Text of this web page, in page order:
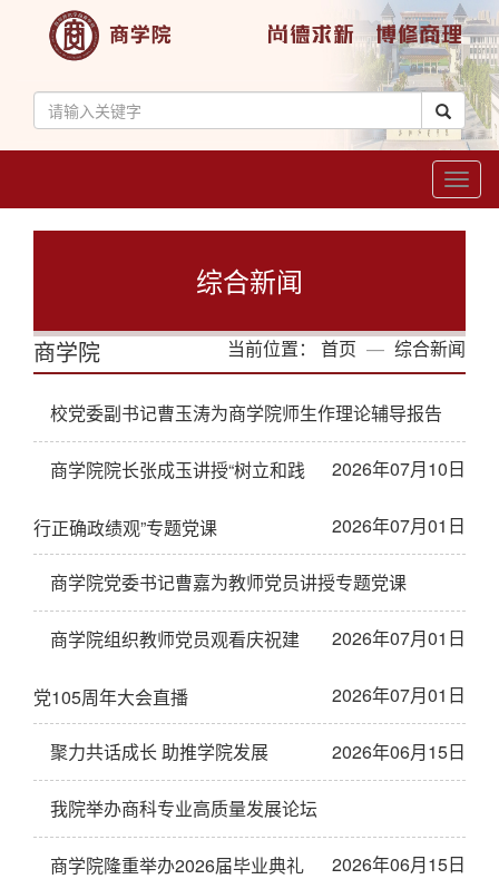
综合新闻
商学院 当前位置： 首页 综合新闻
校党委副书记曹玉涛为商学院师生作理论辅导报告
2026年07月10日
商学院院长张成玉讲授“树立和践
行正确政绩观”专题党课 2026年07月01日
商学院党委书记曹嘉为教师党员讲授专题党课
2026年07月01日
商学院组织教师党员观看庆祝建
党105周年大会直播 2026年07月01日
聚力共话成长 助推学院发展 2026年06月15日
我院举办商科专业高质量发展论坛
2026年06月15日
商学院隆重举办2026届毕业典礼